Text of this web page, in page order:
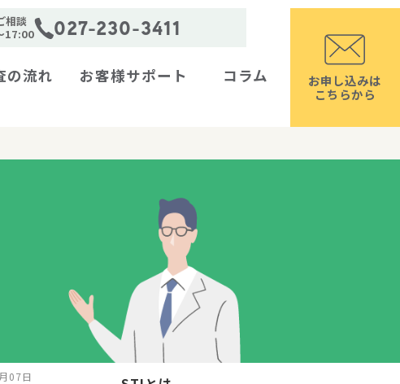
相談
17:00
027-230-3411
の流れ お客様サポート コラム
お申し込みは
こちらから
07日